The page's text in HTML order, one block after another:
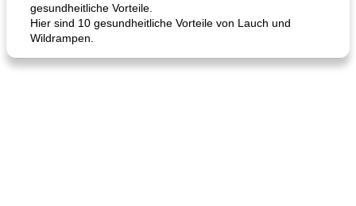
gesundheitliche Vorteile.
Hier sind 10 gesundheitliche Vorteile von Lauch und
Wildrampen.